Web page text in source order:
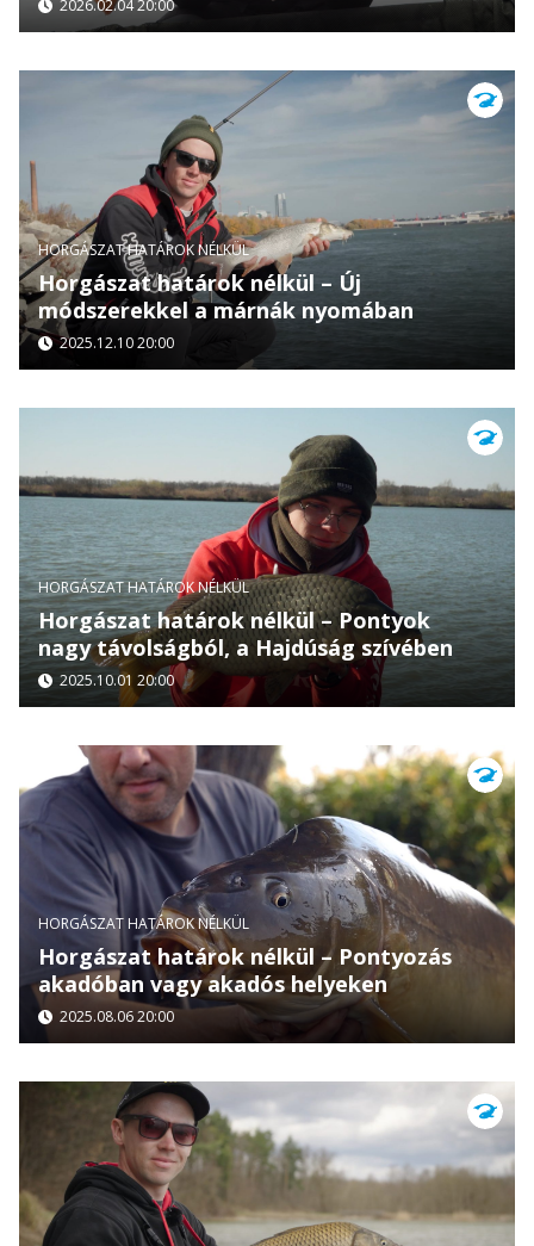
2026.02.04 20:00
HORGÁSZAT HATÁROK NÉLKÜL
Horgászat határok nélkül – Új
módszerekkel a márnák nyomában
2025.12.10 20:00
HORGÁSZAT HATÁROK NÉLKÜL
Horgászat határok nélkül – Pontyok
nagy távolságból, a Hajdúság szívében
2025.10.01 20:00
HORGÁSZAT HATÁROK NÉLKÜL
Horgászat határok nélkül – Pontyozás
akadóban vagy akadós helyeken
2025.08.06 20:00